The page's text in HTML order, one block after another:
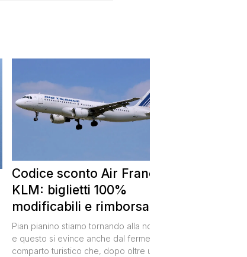
Codice sconto Air France e
KLM: biglietti 100%
modificabili e rimborsabili
Pian pianino stiamo tornando alla normalità
e questo si evince anche dal fermento del
comparto turistico che, dopo oltre un